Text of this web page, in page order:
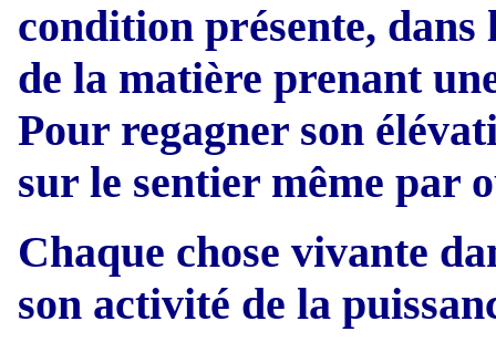
condition présente, dans
de la matière prenant
Pour regagner son
sur le sentier même par
Chaque chose vivante
son activité de la